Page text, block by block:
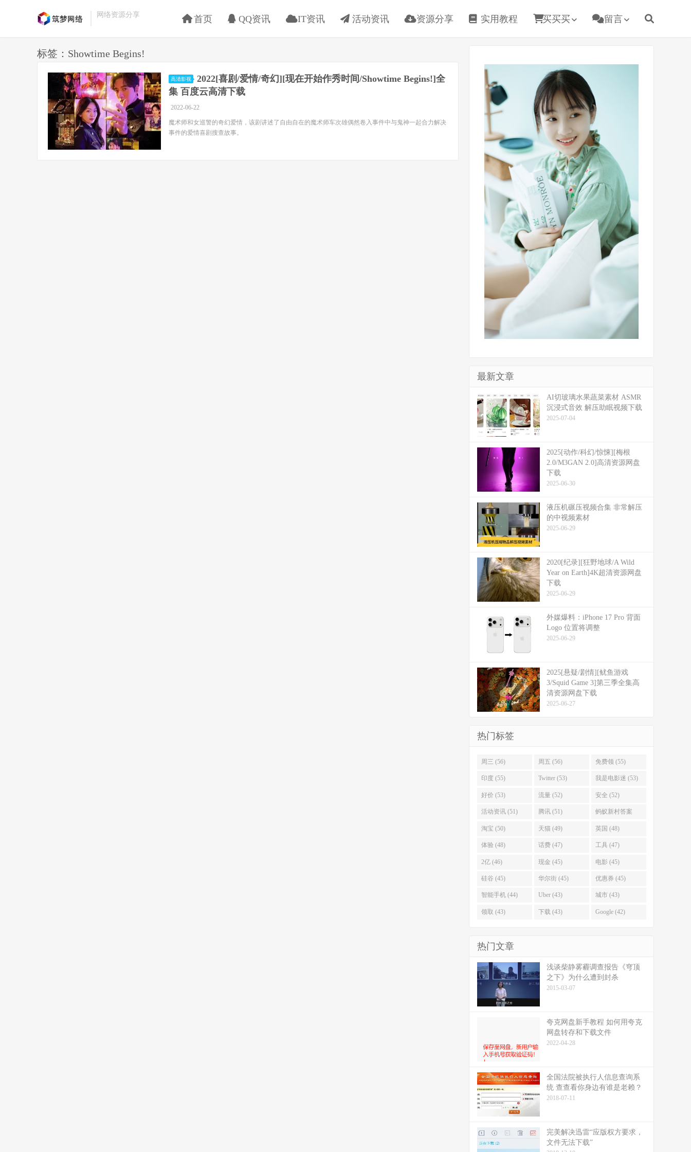
网络资源分享 首页 QQ资讯 IT资讯 活动资讯 资源分享 实用教程 买买买 留言
标签：Showtime Begins!
高清影视
2022[喜剧/爱情/奇幻][现在开始作秀时间/Showtime Begins!]全
集 百度云高清下载
2022-06-22
魔术师和女巡警的奇幻爱情，该剧讲述了自由自在的魔术师车次雄偶然卷入事件中与鬼神一起合力解决
事件的爱情喜剧搜查故事。
最新文章
​​AI切玻璃水果蔬菜素材 ASMR
沉浸式音效 解压助眠视频下载
2025-07-04
2025[动作/科幻/惊悚][梅根
2.0/M3GAN 2.0]高清资源网盘
下载
2025-06-30
液压机碾压视频合集 非常解压
的中视频素材
2025-06-29
2020[纪录][狂野地球/A Wild
Year on Earth]4K超清资源网盘
下载
2025-06-29
外媒爆料：​​iPhone 17 Pro 背面
Logo 位置将调整​​
2025-06-29
2025[悬疑/剧情][鱿鱼游戏
3/Squid Game 3]第三季全集高
清资源网盘下载
2025-06-27
热门标签
周三 (56) 周五 (56) 免费领 (55)
印度 (55) Twitter (53) 我是电影迷 (53)
好价 (53) 流量 (52) 安全 (52)
活动资讯 (51) 腾讯 (51) 蚂蚁新村答案
(51)
淘宝 (50) 天猫 (49) 英国 (48)
体验 (48) 话费 (47) 工具 (47)
2亿 (46) 现金 (45) 电影 (45)
硅谷 (45) 华尔街 (45) 优惠券 (45)
智能手机 (44) Uber (43) 城市 (43)
领取 (43) 下载 (43) Google (42)
热门文章
浅谈柴静雾霾调查报告《穹顶
之下》为什么遭到封杀
2015-03-07
夸克网盘新手教程 如何用夸克
网盘转存和下载文件
2022-04-28
全国法院被执行人信息查询系
统 查查看你身边有谁是老赖？
2018-07-11
完美解决迅雷“应版权方要求，
文件无法下载”